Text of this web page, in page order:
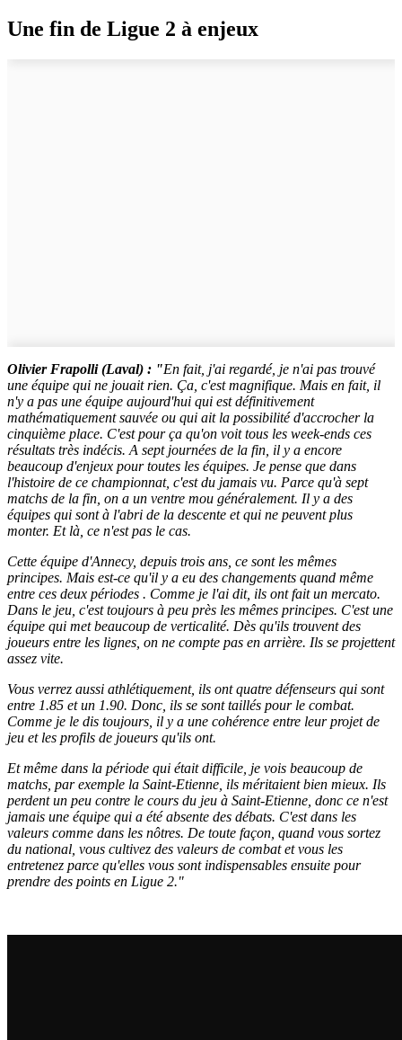
Une fin de Ligue 2 à enjeux
Olivier Frapolli (Laval) : "En fait, j'ai regardé, je n'ai pas trouvé
une équipe qui ne jouait rien. Ça, c'est magnifique. Mais en fait, il
n'y a pas une équipe aujourd'hui qui est définitivement
mathématiquement sauvée ou qui ait la possibilité d'accrocher la
cinquième place. C'est pour ça qu'on voit tous les week-ends ces
résultats très indécis. A sept journées de la fin, il y a encore
beaucoup d'enjeux pour toutes les équipes. Je pense que dans
l'histoire de ce championnat, c'est du jamais vu. Parce qu'à sept
matchs de la fin, on a un ventre mou généralement. Il y a des
équipes qui sont à l'abri de la descente et qui ne peuvent plus
monter. Et là, ce n'est pas le cas.
Cette équipe d'Annecy, depuis trois ans, ce sont les mêmes
principes. Mais est-ce qu'il y a eu des changements quand même
entre ces deux périodes . Comme je l'ai dit, ils ont fait un mercato.
Dans le jeu, c'est toujours à peu près les mêmes principes. C'est une
équipe qui met beaucoup de verticalité. Dès qu'ils trouvent des
joueurs entre les lignes, on ne compte pas en arrière. Ils se projettent
assez vite.
Vous verrez aussi athlétiquement, ils ont quatre défenseurs qui sont
entre 1.85 et un 1.90. Donc, ils se sont taillés pour le combat.
Comme je le dis toujours, il y a une cohérence entre leur projet de
jeu et les profils de joueurs qu'ils ont.
Et même dans la période qui était difficile, je vois beaucoup de
matchs, par exemple la Saint-Etienne, ils méritaient bien mieux. Ils
perdent un peu contre le cours du jeu à Saint-Etienne, donc ce n'est
jamais une équipe qui a été absente des débats. C'est dans les
valeurs comme dans les nôtres. De toute façon, quand vous sortez
du national, vous cultivez des valeurs de combat et vous les
entretenez parce qu'elles vous sont indispensables ensuite pour
prendre des points en Ligue 2."